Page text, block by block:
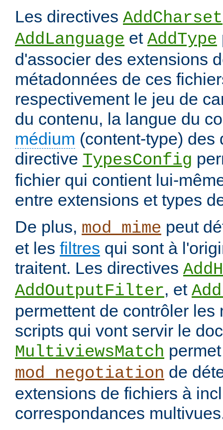
Les directives AddCharset
AddLanguage et AddType
d'associer des extensions
métadonnées de ces
respectivement le jeu de
du contenu, la langue du
médium (content-type) des
directive TypesConfig
fichier qui contient lui-
entre extensions et types
De plus, mod_mime peut
et les filtres qui sont à
traitent. Les directives
AddOutputFilter, et
permettent de contrôler les
scripts qui vont servir le
MultiviewsMatch
mod_negotiation de
extensions de fichiers à
correspondances